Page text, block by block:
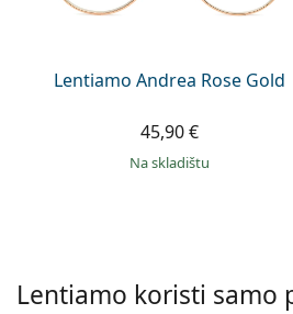
Persol
Lentiamo Andrea Rose Gold
45,90 €
na skladištu
Lentiamo koristi samo